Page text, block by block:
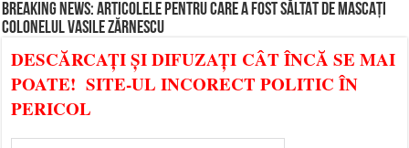
BREAKING NEWS: ARTICOLELE PENTRU CARE A FOST SĂLTAT DE MASCAȚI
COLONELUL VASILE ZĂRNESCU
DESCĂRCAȚI ȘI DIFUZAȚI CÂT ÎNCĂ SE MAI
POATE! SITE-UL INCORECT POLITIC ÎN
PERICOL